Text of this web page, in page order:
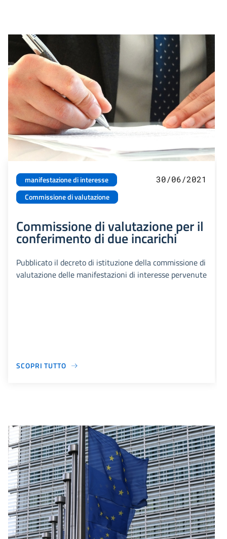
manifestazione di interesse
Commissione di valutazione
30/06/2021
Commissione di valutazione per il
conferimento di due incarichi
Pubblicato il decreto di istituzione della commissione di
valutazione delle manifestazioni di interesse pervenute
SCOPRI TUTTO